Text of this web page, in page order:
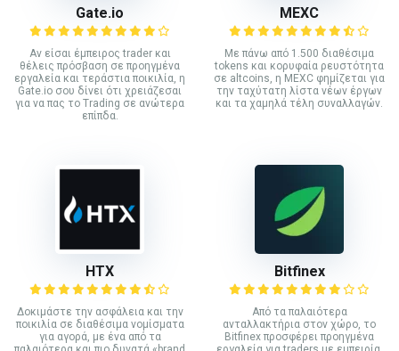
Gate.io
Αν είσαι έμπειρος trader και
θέλεις πρόσβαση σε προηγμένα
εργαλεία και τεράστια ποικιλία, η
Gate.io σου δίνει ότι χρειάζεσαι
για να πας το Trading σε ανώτερα
επίπδα.
MEXC
Με πάνω από 1.500 διαθέσιμα
tokens και κορυφαία ρευστότητα
σε altcoins, η MEXC φημίζεται για
την ταχύτατη λίστα νέων έργων
και τα χαμηλά τέλη συναλλαγών.
HTX
Δοκιμάστε την ασφάλεια και την
ποικιλία σε διαθέσιμα νομίσματα
για αγορά, με ένα από τα
Bitfinex
Από τα παλαιότερα
ανταλλακτήρια στον χώρο, το
Bitfinex προσφέρει προηγμένα